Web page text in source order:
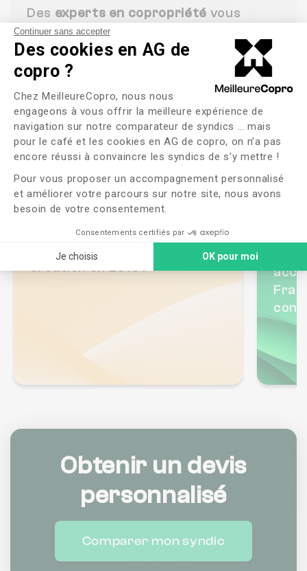
Continuer sans accepter
Des cookies en AG de
copro ?
Plateforme de Gestion du
Chez MeilleureCopro, nous nous
engageons à vous offrir la meilleure expérience de
navigation sur notre comparateur de syndics … mais
pour le café et les cookies en AG de copro, on n’a pas
encore réussi à convaincre les syndics de s’y mettre !
Pour vous proposer un accompagnement personnalisé
et améliorer votre parcours sur notre site, nous avons
besoin de votre consentement.
Consentements certifiés par
Je choisis OK pour moi
Axeptio consent
Des experts en copropriété vous
contactent dans les
suivant votre demande. Notre objectif
: vous offrir un
service personalisé,
réactif
comparatif de syndics
simple et sans stress.
Une expertise
démontrée
Plusieurs milliers de mises en
concurrence depuis notre
création en 2016 !
Obtenir un devis
personnalisé
Comparer mon syndic